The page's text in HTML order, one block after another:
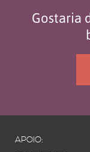
Gostaria
APOIO: